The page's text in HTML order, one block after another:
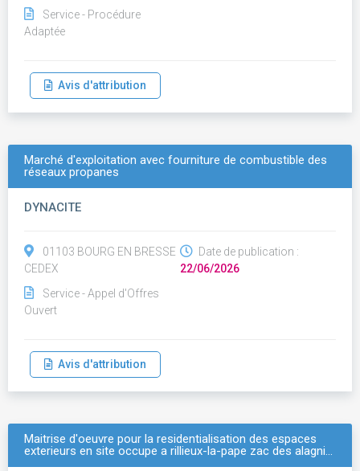
Service - Procédure
Adaptée
Avis d'attribution
Marché d'exploitation avec fourniture de combustible des
réseaux propanes
DYNACITE
01103 BOURG EN BRESSE
CEDEX
Service - Appel d'Offres
Ouvert
Date de publication :
22/06/2026
Avis d'attribution
Maitrise d'oeuvre pour la residentialisation des espaces
exterieurs en site occupe a rillieux-la-pape zac des alagni…